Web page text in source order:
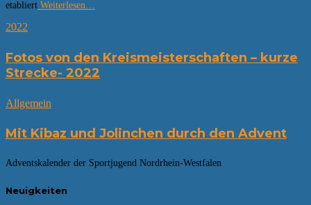
etabliert Weiterlesen…
2022
Fotos von den Kreismeisterschaften – kurze
Strecke- 2022
Allgemein
Mit Kibaz und Jolinchen durch den Advent
Adventskalender der Sportjugend Nordrhein-Westfalen
Neuigkeiten